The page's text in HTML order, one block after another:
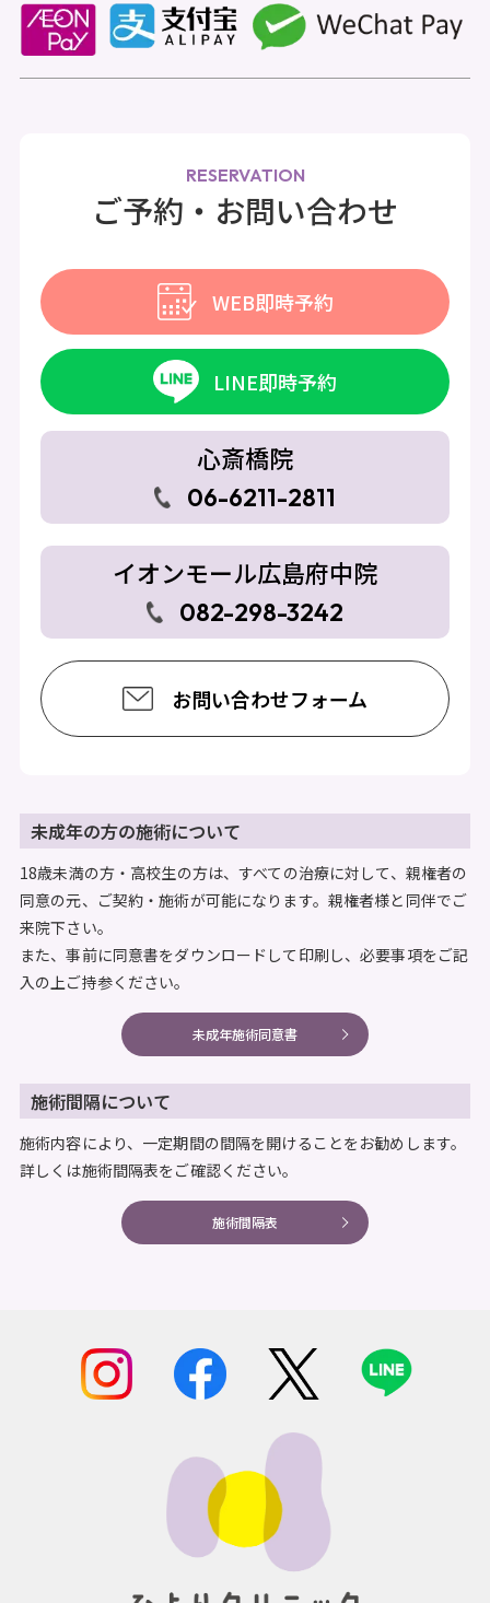
RESERVATION
ご予約・お問い合わせ
LINE即時予約
WEB即時予約
心斎橋院
06-6211-2811
イオンモール広島府中院
082-298-3242
お問い合わせフォーム
未成年の方の施術について
18歳未満の方・高校生の方は、すべての治療に対して、親権者の
同意の元、ご契約・施術が可能になります。親権者様と同伴でご
来院下さい。
また、事前に同意書をダウンロードして印刷し、必要事項をご記
入の上ご持参ください。
未成年施術同意書
施術間隔について
施術内容により、一定期間の間隔を開けることをお勧めします。
詳しくは施術間隔表をご確認ください。
施術間隔表